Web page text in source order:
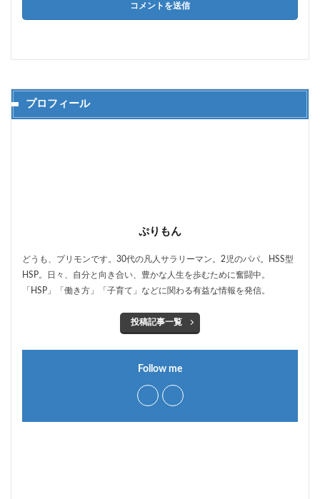
プロフィール
ぷりもん
どうも、プリモンです。30代の凡人サラリーマン。2児のパパ。HSS型
HSP。日々、自分と向き合い、豊かな人生を歩むために奮闘中。
「HSP」「働き方」「子育て」などに関わる有益な情報を発信。
投稿記事一覧
Follow me